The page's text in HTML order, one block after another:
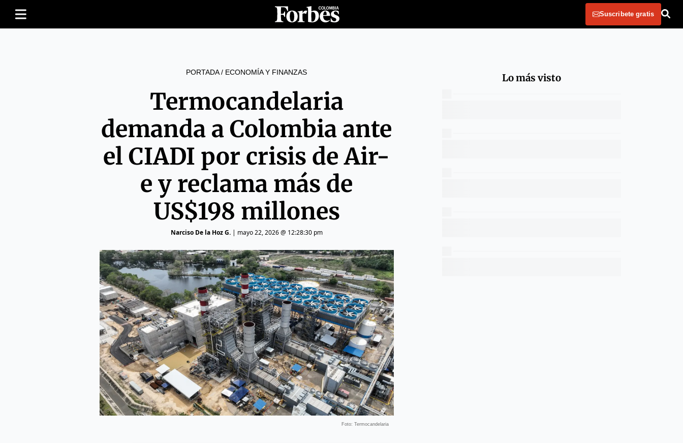
Suscribete gratis
PORTADA/ ECONOMÍA Y FINANZAS
Termocandelaria
demanda a Colombia ante
el CIADI por crisis de Air-
e y reclama más de
US$198 millones
Narciso De la Hoz G.| mayo 22, 2026 @ 12:28:30 pm
Foto: Termocandelaria
Lo más visto